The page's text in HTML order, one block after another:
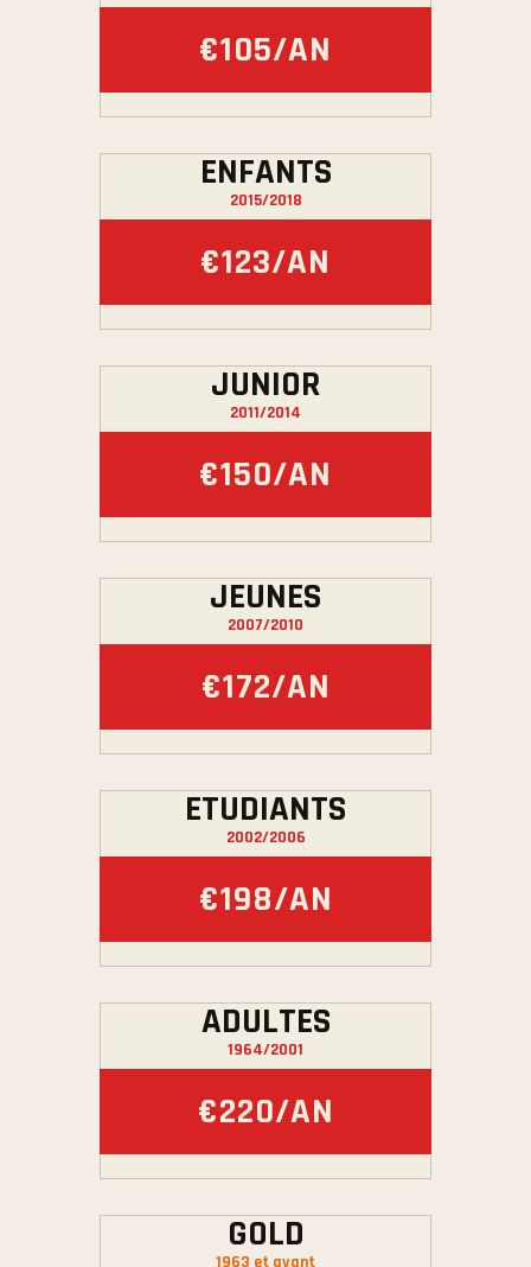
€105/AN
ENFANTS
2015/2018
€123/AN
JUNIOR
2011/2014
€150/AN
JEUNES
2007/2010
€172/AN
ETUDIANTS
2002/2006
€198/AN
ADULTES
1964/2001
€220/AN
GOLD
1963 et avant